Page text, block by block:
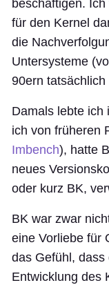
beschäftigen.
für den Kernel
die
Untersysteme
90ern
Damals lebte ich
ich von früheren
Imbench), hatte
neues
oder kurz BK,
BK war zwar
eine Vorliebe für
das Gefühl,
Entwicklung des